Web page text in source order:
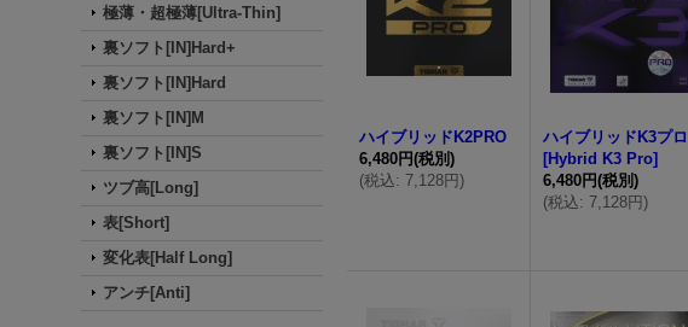
極薄・超極薄[Ultra-Thin]
裏ソフト[IN]Hard+
裏ソフト[IN]Hard
裏ソフト[IN]M
裏ソフト[IN]S
ツブ高[Long]
表[Short]
変化表[Half Long]
アンチ[Anti]
ハイブリッドK2PRO
6,480円(税別)
(税込: 7,128円)
ハイブリッドK3プロ
[Hybrid K3 Pro]
6,480円(税別)
(税込: 7,128円)